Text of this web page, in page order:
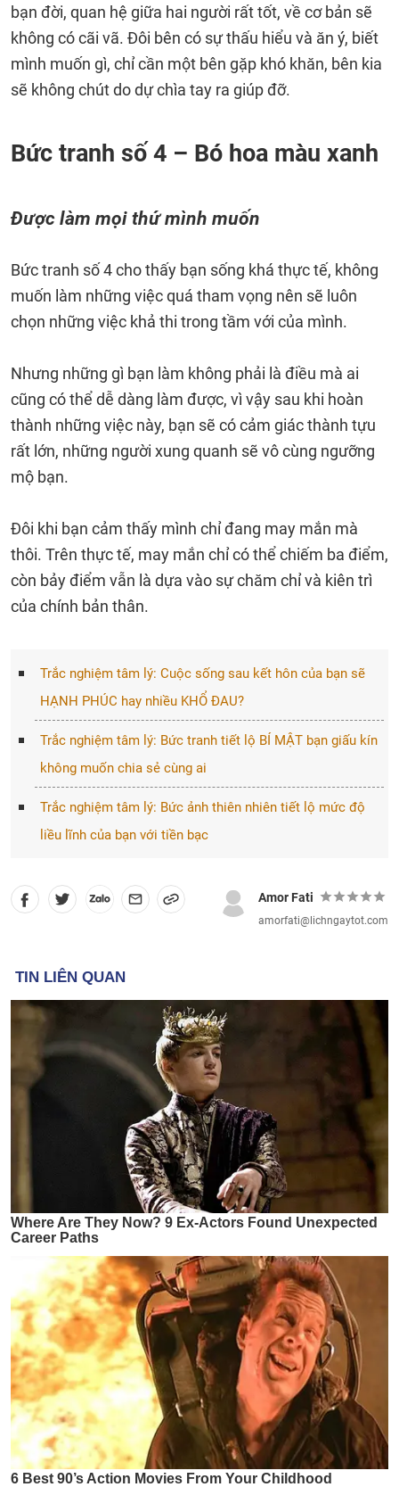
bạn đời, quan hệ giữa hai người rất tốt, về cơ bản sẽ
không có cãi vã. Đôi bên có sự thấu hiểu và ăn ý, biết
mình muốn gì, chỉ cần một bên gặp khó khăn, bên kia
sẽ không chút do dự chìa tay ra giúp đỡ.
Bức tranh số 4 – Bó hoa màu xanh
Được làm mọi thứ mình muốn
Bức tranh số 4 cho thấy bạn sống khá thực tế, không
muốn làm những việc quá tham vọng nên sẽ luôn
chọn những việc khả thi trong tầm với của mình.
Nhưng những gì bạn làm không phải là điều mà ai
cũng có thể dễ dàng làm được, vì vậy sau khi hoàn
thành những việc này, bạn sẽ có cảm giác thành tựu
rất lớn, những người xung quanh sẽ vô cùng ngưỡng
mộ bạn.
Đôi khi bạn cảm thấy mình chỉ đang may mắn mà
thôi. Trên thực tế, may mắn chỉ có thể chiếm ba điểm,
còn bảy điểm vẫn là dựa vào sự chăm chỉ và kiên trì
của chính bản thân.
Trắc nghiệm tâm lý: Cuộc sống sau kết hôn của bạn sẽ
HẠNH PHÚC hay nhiều KHỔ ĐAU?
Trắc nghiệm tâm lý: Bức tranh tiết lộ BÍ MẬT bạn giấu kín
không muốn chia sẻ cùng ai
Trắc nghiệm tâm lý: Bức ảnh thiên nhiên tiết lộ mức độ
liều lĩnh của bạn với tiền bạc
Amor Fati
amorfati@lichngaytot.com